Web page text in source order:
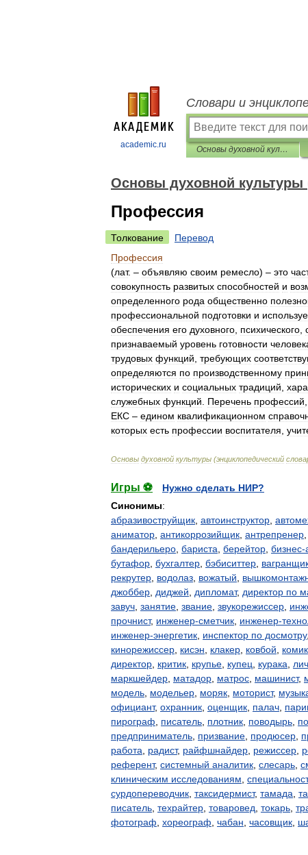
academic.ru
Словари и
Основы духовной культуры (энциклопедический словарь педагога)
Основы духовной культуры
Профессия
Толкование
Перевод
Профессия
(лат. – объявляю своим ремесло) – это
совокупность развитых способностей и
определенного рода общественно
профессиональной подготовки и
обеспечения его духовного психического
признаваемый уровень готовности
трудовых функций требующих
определяются по производственному
исторических и социальных традиций
служебных функций Перечень профессий
ЕКС – едином квалификационном
которых есть профессии воспитателя
Основы духовной культуры (энциклопедический
Игры ⚽
Нужно сделать НИР?
Синонимы:
абразивоструйщик автоинструктор
аниматор антикоррозийщик антрепренер
бандерильеро бариста берейтор бизнес-
бутафор бухгалтер бэбиситтер
рекрутер водолаз вожатый
джоббер диджей дипломат, директор по
завуч занятие звание звукорежиссер
прочнист, инженер-сметчик инженер-
инженер-энергетик инспектор по досмотру,
кинорежиссер кисэн клакер ковбой комик
директор критик крупье купец курака
маркшейдер матадор матрос машинист,
модель модельер моряк моторист,
официант, охранник оценщик палач
пирограф
писатель плотник поводырь
предприниматель призвание продюсер
работа
радист, райфшнайдер режиссер
референт, системный аналитик слесарь
клиническим исследованиям
сурдопереводчик таксидермист, тамада
писатель техрайтер товаровед токарь
фотограф хореограф чабан часовщик